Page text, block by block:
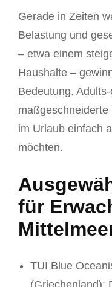
Gerade in Zeiten
Belastung und
– etwa einem
Haushalte –
Bedeutung.
im Urlaub einfach
möchten.
für
TUI Blue
(Griechenland):